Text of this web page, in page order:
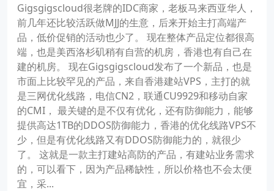
Gigsgigscloud很老牌的IDC商家，老板马来西亚华人，
前几年还比较活跃做MJJ的生意，后来开始主打高端产
品，低价促销的活动也少了。 现在整体产品定位都很高
端，也是美西洛杉矶稍有自营的机房，香港也有自己在
建的机房。 现在Gigsgigscloud发布了一个新品，也是
市面上比较罕见的产品，来自香港建站VPS，主打的就
是三网优化线路，电信CN2，联通CU9929和移动自家
的CMI， 最关键的是不仅有优化，还有防御能力，能够
提供高达1TB的DDOS防御能力，香港的优化线路VPS不
少，但是有优化线路又有DDOS防御能力的，就很少
了。 这就是一款主打建站高防的产品，有建站业务需求
的，可以看下，因为产品稀缺性，所以价格也不会太便
宜，采...